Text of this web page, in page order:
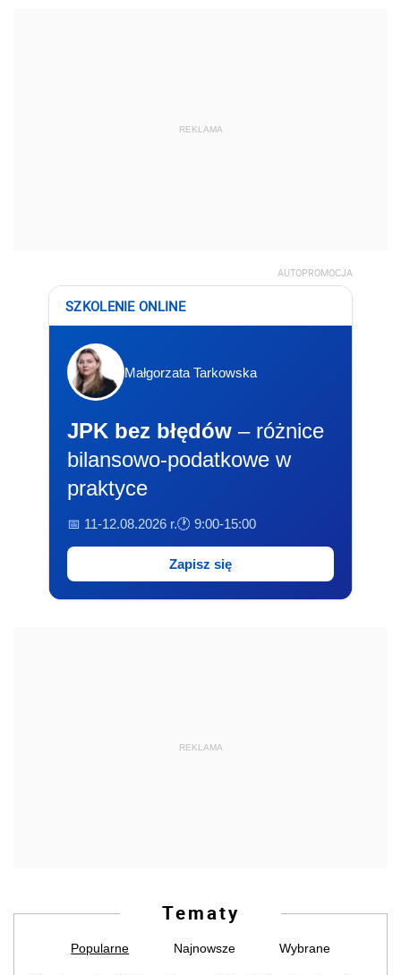
REKLAMA
AUTOPROMOCJA
SZKOLENIE ONLINE
Małgorzata Tarkowska
JPK bez błędów – różnice
bilansowo-podatkowe w
praktyce
📅 11-12.08.2026 r.🕐 9:00-15:00
Zapisz się
REKLAMA
Tematy
Popularne Najnowsze Wybrane